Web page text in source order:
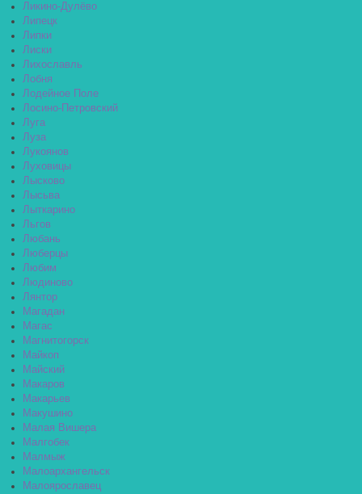
Ликино-Дулёво
Липецк
Липки
Лиски
Лихославль
Лобня
Лодейное Поле
Лосино-Петровский
Луга
Луза
Лукоянов
Луховицы
Лысково
Лысьва
Лыткарино
Льгов
Любань
Люберцы
Любим
Людиново
Лянтор
Магадан
Магас
Магнитогорск
Майкоп
Майский
Макаров
Макарьев
Макушино
Малая Вишера
Малгобек
Малмыж
Малоархангельск
Малоярославец